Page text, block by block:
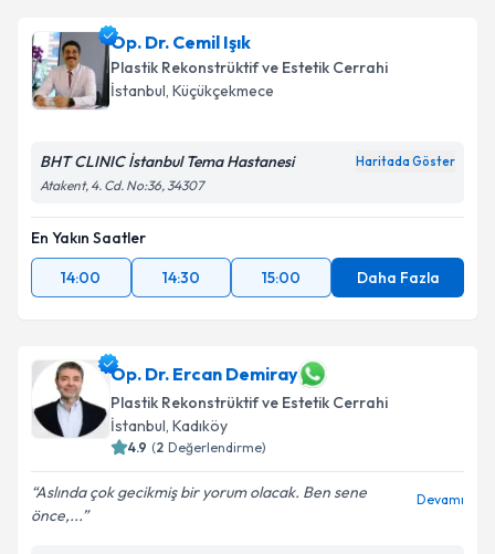
bilgilendireceğiz.
E-posta Adresiniz
Kişisel verilerimin işlenmesine ilişkin
kapsamda işlenmesini kabul ediyorum.
Takvim Talebini Gönder
Op. Dr. Cemil Işık
Plastik Rekonstrüktif ve Estetik Cerrahi
İstanbul, Küçükçekmece
BHT CLINIC İstanbul Tema Hastanesi Haritada Göster
Atakent, 4. Cd. No:36, 34307
En Yakın Saatler
14:00
14:30 15:00 Daha Fazla
Op. Dr. Ercan Demiray
Plastik Rekonstrüktif ve Estetik Cerrahi
İstanbul, Kadıköy
4.9 (2 Değerlendirme)
Aslında çok gecikmiş bir yorum olacak. Ben sene
önce,...
Devamı